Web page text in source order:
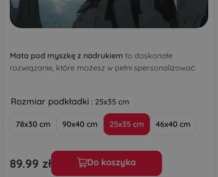
Mata pod myszkę z nadrukiem to doskonałe
rozwiązanie, które możesz w pełni spersonalizować.
Rozmiar podkładki : 25x35 cm
78x30 cm 90x40 cm 25x35 cm 46x40 cm
89.99 zł Do koszyka